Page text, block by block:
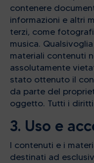
contenere
informazioni e altri
terzi, come
musica.
materiali contenuti
assolutamente
stato ottenuto il
da parte del
oggetto. Tutti i
3. Uso e
I contenuti e i
destinati ad